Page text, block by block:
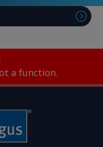
a function.